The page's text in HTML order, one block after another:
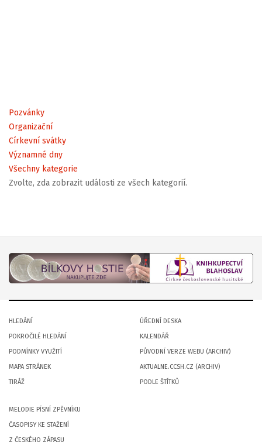
Pozvánky
Organizační
Církevní svátky
Významné dny
Všechny kategorie
Zvolte, zda zobrazit události ze všech kategorií.
HLEDÁNÍ
POKROČILÉ HLEDÁNÍ
PODMÍNKY VYUŽITÍ
MAPA STRÁNEK
TIRÁŽ
ÚŘEDNÍ DESKA
KALENDÁŘ
PŮVODNÍ VERZE WEBU (ARCHIV)
AKTUALNE.CCSH.CZ (ARCHIV)
PODLE ŠTÍTKŮ
MELODIE PÍSNÍ ZPĚVNÍKU
ČASOPISY KE STAŽENÍ
Z ČESKÉHO ZÁPASU